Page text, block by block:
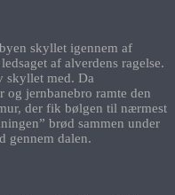
skyllet igennem af
af alverdens ragelse.
skyllet med. Da
jernbanebro ramte den
der fik bølgen til nærmest
brød sammen under
gennem dalen.